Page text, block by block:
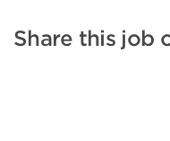
Share this job